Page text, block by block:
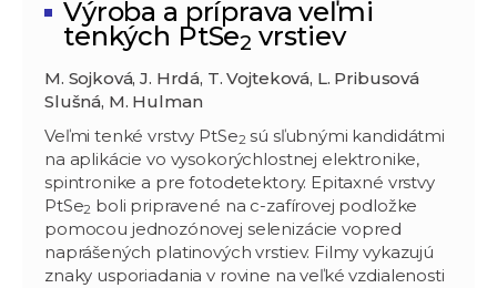
Výroba a príprava veľmi
tenkých PtSe2 vrstiev
M. Sojková, J. Hrdá, T. Vojteková, L. Pribusová
Slušná, M. Hulman
Veľmi tenké vrstvy PtSe2 sú sľubnými kandidátmi
na aplikácie vo vysokorýchlostnej elektronike,
spintronike a pre fotodetektory. Epitaxné vrstvy
PtSe2 boli pripravené na c-zafírovej podložke
pomocou jednozónovej selenizácie vopred
naprášených platinových vrstiev. Filmy vykazujú
znaky usporiadania v rovine na veľké vzdialenosti